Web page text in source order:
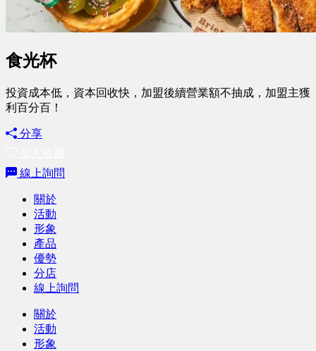
食光杯
投資成本低，資本回收快，加盟後續營業額不抽成，加盟主獲
利百分百！
分享
線上詢問
關於
活動
形象
產品
優勢
分店
線上詢問
關於
活動
形象